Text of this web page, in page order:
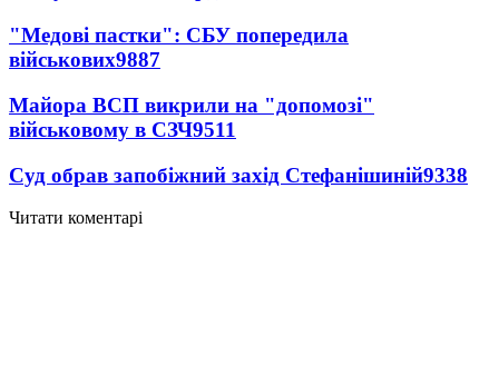
"Медові пастки": СБУ попередила
військових9887
Майора ВСП викрили на "допомозі"
військовому в СЗЧ9511
Суд обрав запобіжний захід Стефанішиній9338
Читати коментарі